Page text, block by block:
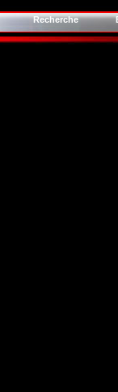
Recherche